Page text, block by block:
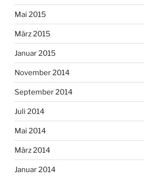
Mai 2015
März 2015
Januar 2015
November 2014
September 2014
Juli 2014
Mai 2014
März 2014
Januar 2014